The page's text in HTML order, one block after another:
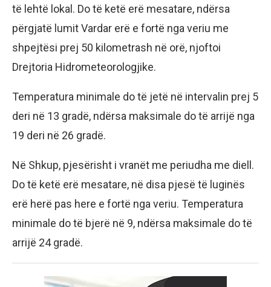
të lehtë lokal. Do të ketë erë mesatare, ndërsa
përgjatë lumit Vardar erë e fortë nga veriu me
shpejtësi prej 50 kilometrash në orë, njoftoi
Drejtoria Hidrometeorologjike.
Temperatura minimale do të jetë në intervalin prej 5
deri në 13 gradë, ndërsa maksimale do të arrijë nga
19 deri në 26 gradë.
Në Shkup, pjesërisht i vranët me periudha me diell.
Do të ketë erë mesatare, në disa pjesë të luginës
erë herë pas here e fortë nga veriu. Temperatura
minimale do të bjerë në 9, ndërsa maksimale do të
arrijë 24 gradë.